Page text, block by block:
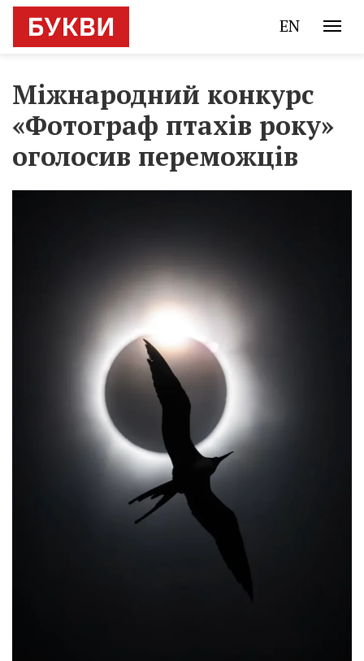
EN
Міжнародний конкурс
«Фотограф птахів року»
оголосив переможців